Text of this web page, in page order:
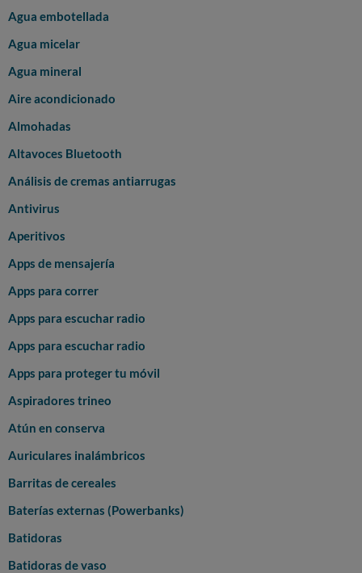
Agua embotellada
Agua micelar
Agua mineral
Aire acondicionado
Almohadas
Altavoces Bluetooth
Análisis de cremas antiarrugas
Antivirus
Aperitivos
Apps de mensajería
Apps para correr
Apps para escuchar radio
Apps para escuchar radio
Apps para proteger tu móvil
Aspiradores trineo
Atún en conserva
Auriculares inalámbricos
Barritas de cereales
Baterías externas (Powerbanks)
Batidoras
Batidoras de vaso